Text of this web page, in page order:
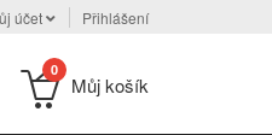
účet Přihlášení
0
Můj košík